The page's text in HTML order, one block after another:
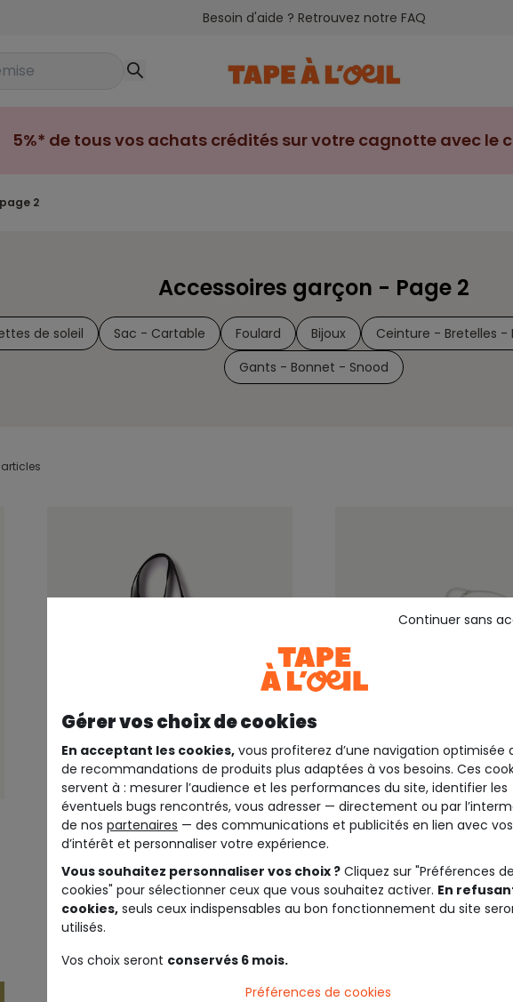
Besoin d'aide ? Retrouvez notre FAQ
5%* de tous vos achats crédités sur votre cagnotte avec le
2
Accessoires garçon - Page 2
de soleil Sac - Cartable Foulard Bijoux Ceinture - Bretelles
Gants - Bonnet - Snood
articles
TAPE A L'OEIL
Sac bandoulière garçon imprimé
message gaming
15,99 €
TAPE A L'OEIL
Collier garçon football
Gérer vos choix de cookies
En acceptant les cookies, vous profiterez d’une navigation optimisée
de recommandations de produits plus adaptées à vos besoins. Ces
servent à : mesurer l’audience et les performances du site, identifier les
éventuels bugs rencontrés, vous adresser — directement ou par
de nos partenaires — des communications et publicités en lien avec
d’intérêt et personnaliser votre expérience.
Vous souhaitez personnaliser vos choix ? Cliquez sur "Préférences de
cookies" pour sélectionner ceux que vous souhaitez activer. En
cookies, seuls ceux indispensables au bon fonctionnement du site
utilisés.
Vos choix seront conservés 6 mois.
Continuer sans
Préférences de cookies